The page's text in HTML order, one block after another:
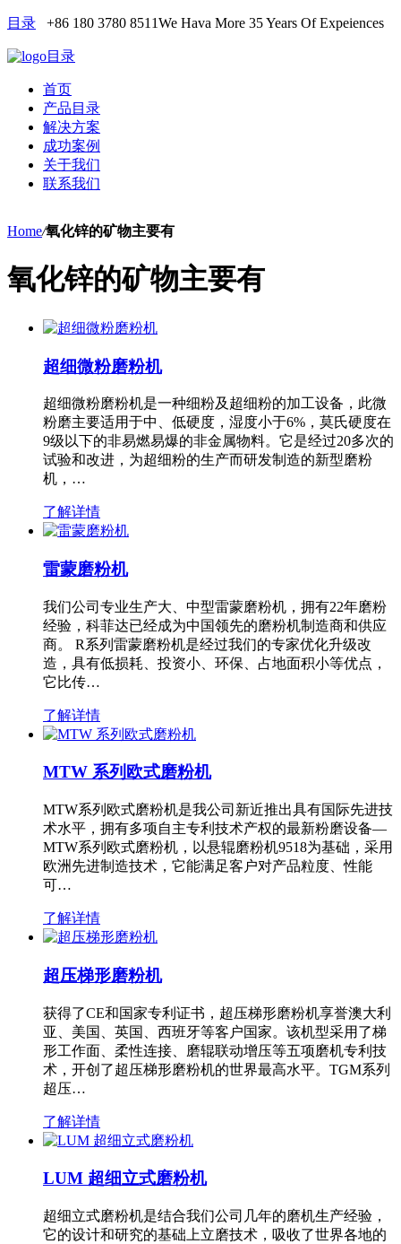
目录 +86 180 3780 8511We Hava More 35 Years Of Expeiences
目录
首页
产品目录
解决方案
成功案例
关于我们
联系我们
Home/氧化锌的矿物主要有
氧化锌的矿物主要有
超细微粉磨粉机
超细微粉磨粉机是一种细粉及超细粉的加工设备，此微
粉磨主要适用于中、低硬度，湿度小于6%，莫氏硬度在
9级以下的非易燃易爆的非金属物料。它是经过20多次的
试验和改进，为超细粉的生产而研发制造的新型磨粉
机，…
了解详情
雷蒙磨粉机
我们公司专业生产大、中型雷蒙磨粉机，拥有22年磨粉
经验，科菲达已经成为中国领先的磨粉机制造商和供应
商。 R系列雷蒙磨粉机是经过我们的专家优化升级改
造，具有低损耗、投资小、环保、占地面积小等优点，
它比传…
了解详情
MTW 系列欧式磨粉机
MTW系列欧式磨粉机是我公司新近推出具有国际先进技
术水平，拥有多项自主专利技术产权的最新粉磨设备—
MTW系列欧式磨粉机，以悬辊磨粉机9518为基础，采用
欧洲先进制造技术，它能满足客户对产品粒度、性能
可…
了解详情
超压梯形磨粉机
获得了CE和国家专利证书，超压梯形磨粉机享誉澳大利
亚、美国、英国、西班牙等客户国家。该机型采用了梯
形工作面、柔性连接、磨辊联动增压等五项磨机专利技
术，开创了超压梯形磨粉机的世界最高水平。TGM系列
超压…
了解详情
LUM 超细立式磨粉机
超细立式磨粉机是结合我们公司几年的磨机生产经验，
它的设计和研究的基础上立磨技术，吸收了世界各地的